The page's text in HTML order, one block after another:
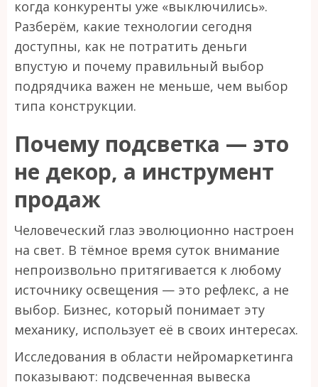
когда конкуренты уже «выключились».
Разберём, какие технологии сегодня
доступны, как не потратить деньги
впустую и почему правильный выбор
подрядчика важен не меньше, чем выбор
типа конструкции.
Почему подсветка — это
не декор, а инструмент
продаж
Человеческий глаз эволюционно настроен
на свет. В тёмное время суток внимание
непроизвольно притягивается к любому
источнику освещения — это рефлекс, а не
выбор. Бизнес, который понимает эту
механику, использует её в своих интересах.
Исследования в области нейромаркетинга
показывают: подсвеченная вывеска